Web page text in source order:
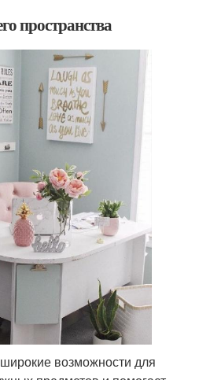
пространства
возможности для